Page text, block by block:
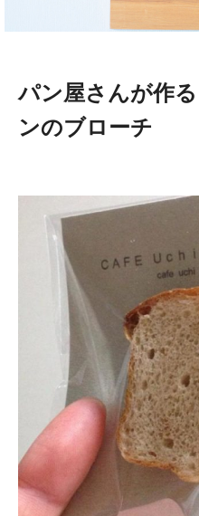
パン屋さんが作
ンのブローチ